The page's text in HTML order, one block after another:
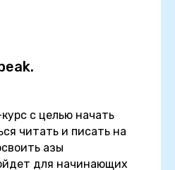
с целью начать
читать и писать на
азы
для начинающих